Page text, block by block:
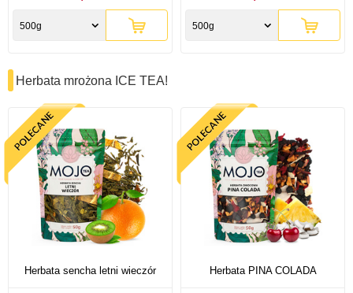
500g 500g
Herbata mrożona ICE TEA!
Herbata sencha letni wieczór Herbata PINA COLADA